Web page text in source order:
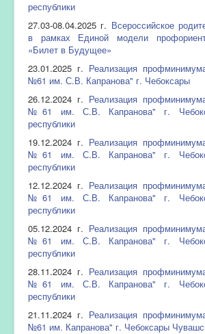
республики
27.03-08.04.2025 г. Всероссийское
в рамках Единой модели
«Билет в Будущее»
23.01.2025 г. Реализация
№61 им. С.В. Капранова" г. Чебоксары
26.12.2024 г. Реализация
№61 им. С.В. Капранова" г.
республики
19.12.2024 г. Реализация
№61 им. С.В. Капранова" г.
республики
12.12.2024 г. Реализация
№61 им. С.В. Капранова" г.
республики
05.12.2024 г. Реализация
№61 им. С.В. Капранова" г.
республики
28.11.2024 г. Реализация
№61 им. С.В. Капранова" г.
республики
21.11.2024 г. Реализация
№61 им. Капранова" г. Чебоксары